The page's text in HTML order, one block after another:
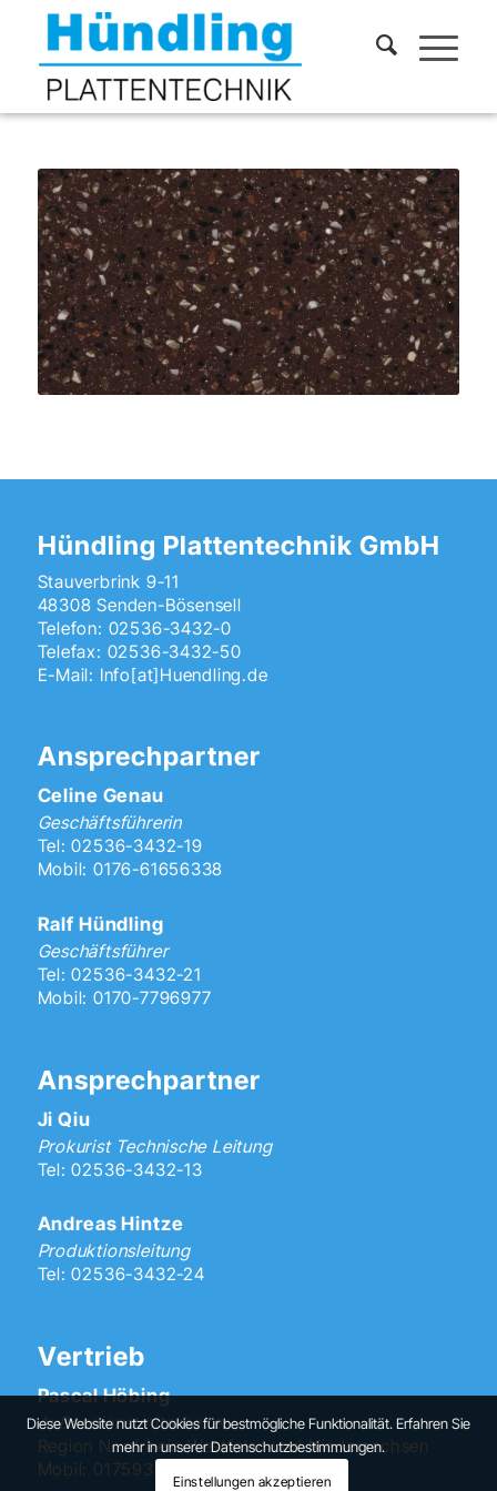
Hündling Plattentechnik GmbH
Stauverbrink 9-11
48308 Senden-Bösensell
Telefon: 02536-3432-0
Telefax: 02536-3432-50
E-Mail: Info[at]Huendling.de
Ansprechpartner
Celine Genau
Geschäftsführerin
Tel: 02536-3432-19
Mobil: 0176-61656338
Ralf Hündling
Geschäftsführer
Tel: 02536-3432-21
Mobil: 0170-7796977
Ansprechpartner
Ji Qiu
Prokurist Technische Leitung
Tel: 02536-3432-13
Andreas Hintze
Produktionsleitung
Tel: 02536-3432-24
Vertrieb
Pascal Höbing
Außendienstmitarbeiter
Region Nordrhein-Westfalen und Niedersachsen
Mobil: 01759373329
Diese Website nutzt Cookies für bestmögliche Funktionalität. Erfahren Sie
mehr in unserer Datenschutzbestimmungen.
Einstellungen akzeptieren